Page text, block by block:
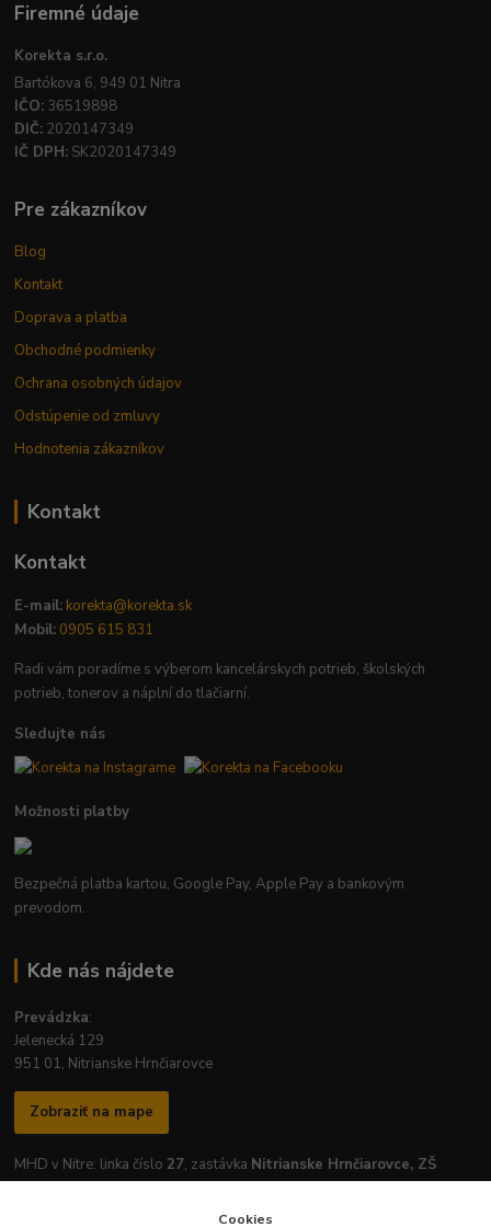
Firemné údaje
Korekta s.r.o.
Bartókova 6, 949 01 Nitra
IČO: 36519898
DIČ: 2020147349
IČ DPH: SK2020147349
Pre zákazníkov
Blog
Kontakt
Doprava a platba
Obchodné podmienky
Ochrana osobných údajov
Odstúpenie od zmluvy
Hodnotenia zákazníkov
Kontakt
Kontakt
E-mail: korekta@korekta.sk
Mobil: 0905 615 831
Radi vám poradíme s výberom kancelárskych potrieb, školských
potrieb, tonerov a náplní do tlačiarní.
Sledujte nás
Možnosti platby
Bezpečná platba kartou, Google Pay, Apple Pay a bankovým
prevodom.
Kde nás nájdete
Prevádzka:
Jelenecká 129
951 01, Nitrianske Hrnčiarovce
Zobraziť na mape
MHD v Nitre: linka číslo 27, zastávka Nitrianske Hrnčiarovce, ZŠ
Cookies